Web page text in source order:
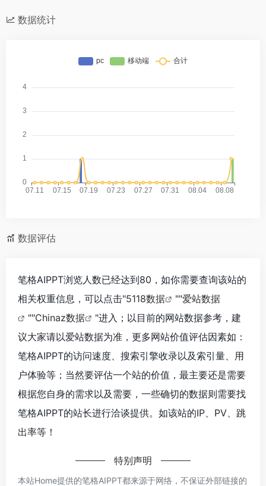
数据统计
数据评估
笔格AIPPT浏览人数已经达到80，如你需要查询该站的
相关权重信息，可以点击"5118数据 ""爱站数据
""Chinaz数据
"进入；以目前的网站数据参考，建
议大家请以爱站数据为准，更多网站价值评估因素如：
笔格AIPPT的访问速度、搜索引擎收录以及索引量、用
户体验等；当然要评估一个站的价值，最主要还是需要
根据您自身的需求以及需要，一些确切的数据则需要找
笔格AIPPT的站长进行洽谈提供。如该站的IP、PV、跳
出率等！
特别声明
本站Home提供的笔格AIPPT都来源于网络，不保证外部链接的